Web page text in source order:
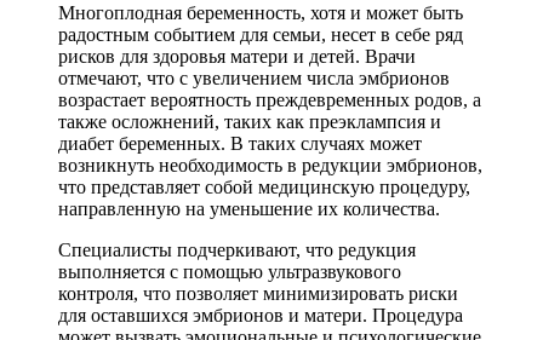
Многоплодная беременность, хотя и может быть
радостным событием для семьи, несет в себе ряд
рисков для здоровья матери и детей. Врачи
отмечают, что с увеличением числа эмбрионов
возрастает вероятность преждевременных родов, а
также осложнений, таких как преэклампсия и
диабет беременных. В таких случаях может
возникнуть необходимость в редукции эмбрионов,
что представляет собой медицинскую процедуру,
направленную на уменьшение их количества.
Специалисты подчеркивают, что редукция
выполняется с помощью ультразвукового
контроля, что позволяет минимизировать риски
для оставшихся эмбрионов и матери. Процедура